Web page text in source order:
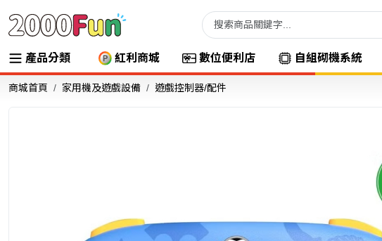
產品分類 紅利商城 數位便利店 自組砌機系統
商城首頁 家用機及遊戲設備 遊戲控制器/配件